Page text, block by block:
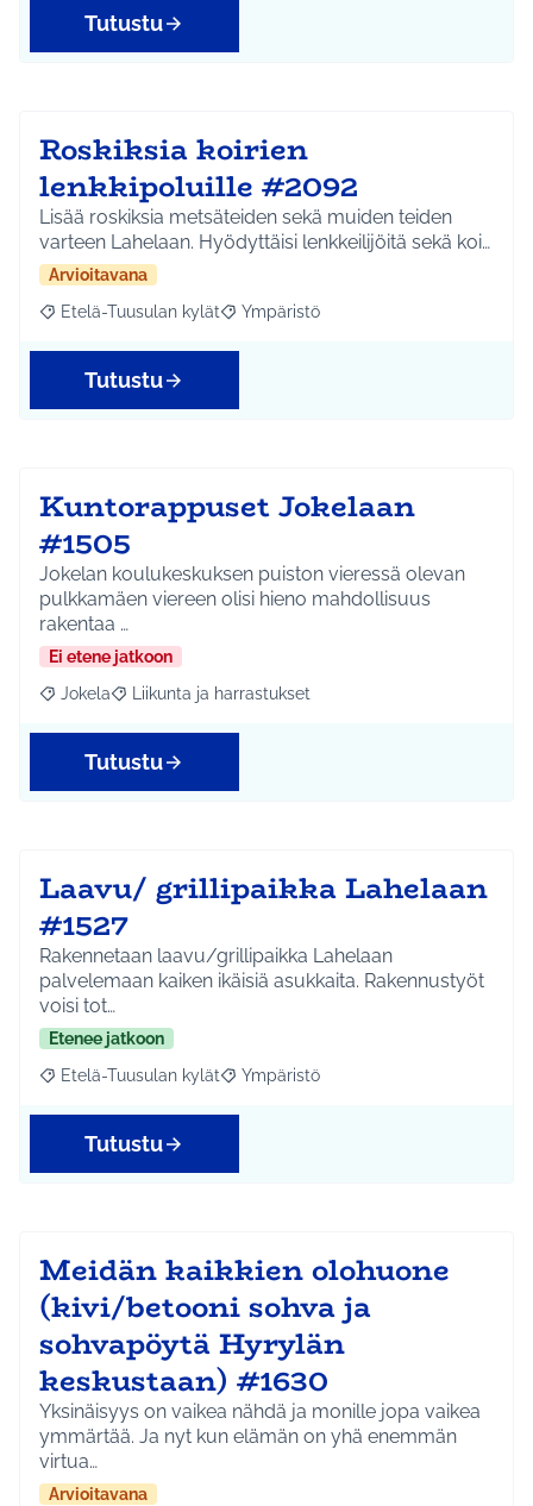
Tutustu
Roskiksia koirien
lenkkipoluille #2092
Lisää roskiksia metsäteiden sekä muiden teiden
varteen Lahelaan. Hyödyttäisi lenkkeilijöitä sekä koi…
Arvioitavana
Rajaa tulokset aihepiirin mukaan: Etelä-Tuusulan kylät
Etelä-Tuusulan kylät Rajaa tulokset teeman mukaan:
Ympäristö
Tutustu
Kuntorappuset Jokelaan
#1505
Jokelan koulukeskuksen puiston vieressä olevan
pulkkamäen viereen olisi hieno mahdollisuus
rakentaa …
Ei etene jatkoon
Rajaa tulokset aihepiirin mukaan: Jokela
Jokela Rajaa tulokset teeman mukaan: Liikunta ja
Liikunta ja harrastukset
Tutustu
Laavu/ grillipaikka Lahelaan
#1527
Rakennetaan laavu/grillipaikka Lahelaan
palvelemaan kaiken ikäisiä asukkaita. Rakennustyöt
voisi tot…
Etenee jatkoon
Rajaa tulokset aihepiirin mukaan: Etelä-Tuusulan kylät
Etelä-Tuusulan kylät Rajaa tulokset teeman mukaan:
Ympäristö
Tutustu
Meidän kaikkien olohuone
(kivi/betooni sohva ja
sohvapöytä Hyrylän
keskustaan) #1630
Yksinäisyys on vaikea nähdä ja monille jopa vaikea
ymmärtää. Ja nyt kun elämän on yhä enemmän
virtua…
Arvioitavana